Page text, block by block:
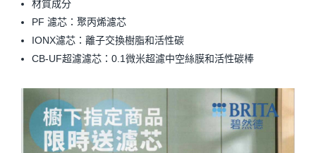
材質成分
PF 濾芯：聚丙烯濾芯
IONX濾芯：離子交換樹脂和活性碳
CB-UF超濾濾芯：0.1微米超濾中空絲膜和活性碳棒